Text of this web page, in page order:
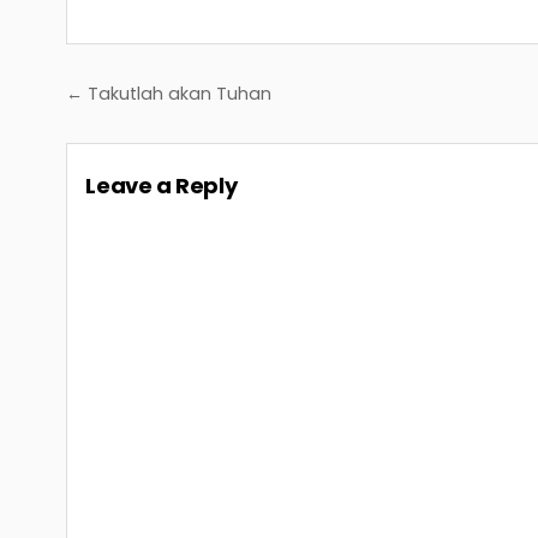
Post
← Takutlah akan Tuhan
Leave a Reply